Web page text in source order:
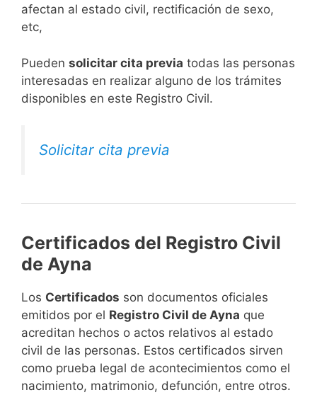
afectan al estado civil, rectificación de sexo,
etc,
​Pueden solicitar cita previa todas las personas
interesadas en realizar alguno de los trámites
disponibles en este Registro Civil.​
Solicitar cita previa
Certificados del Registro Civil
de Ayna
Los Certificados son documentos oficiales
emitidos por el Registro Civil de Ayna que
acreditan hechos o actos relativos al estado
civil de las personas. Estos certificados sirven
como prueba legal de acontecimientos como el
nacimiento, matrimonio, defunción, entre otros.